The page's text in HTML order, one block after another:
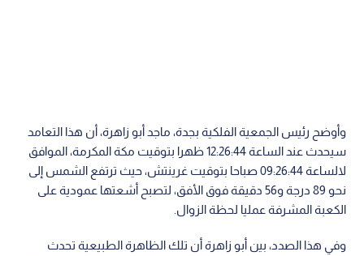
وأوضح رئيس الجمعية الفلكية بجدة، ماجد أبو زاهرة، أن هذا التعامد
سيحدث عند الساعة 12:26:44 ظهرا بتوقيت مكة المكرمة، الموافق
لالساعة 09:26:44 صباحا بتوقيت غرينتش، حيث ترتفع الشمس إلى
نحو 89 درجة و56 دقيقة فوق الأفق، لتصبح أشعتها عمودية على
الكعبة المشرفة عمليا لحظة الزوال.
وفي هذا الصدد، بين أبو زاهرة أن تلك الظاهرة الطبيعية تحدث